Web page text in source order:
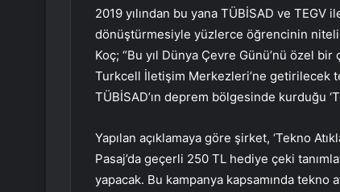
2019 yılından bu yana TÜBİSAD ve
dönüştürmesiyle yüzlerce öğrencinin
Koç; “Bu yıl Dünya Çevre Günü’nü özel
Turkcell İletişim Merkezleri’ne getirilecek
TÜBİSAD’ın deprem bölgesinde kurduğu
Yapılan açıklamaya göre şirket, ‘Tekno
Pasaj’da geçerli 250 TL hediye çeki
yapacak. Bu kampanya kapsamında tekno